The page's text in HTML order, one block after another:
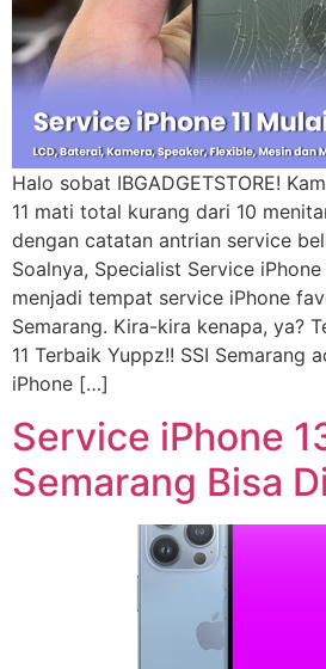
Halo sobat IBGADGETSTORE!
11 mati total kurang dari 10
dengan catatan antrian service
Soalnya, Specialist Service iPhone
menjadi tempat service iPhone
Semarang. Kira-kira kenapa, ya?
11 Terbaik Yuppz!! SSI Semarang
iPhone […]
Service iPhone
Semarang Bisa